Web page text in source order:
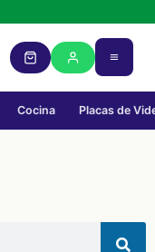
Cocina Placas de